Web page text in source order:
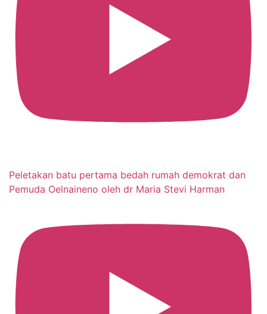
Peletakan batu pertama bedah rumah demokrat dan
Pemuda Oelnaineno oleh dr Maria Stevi Harman